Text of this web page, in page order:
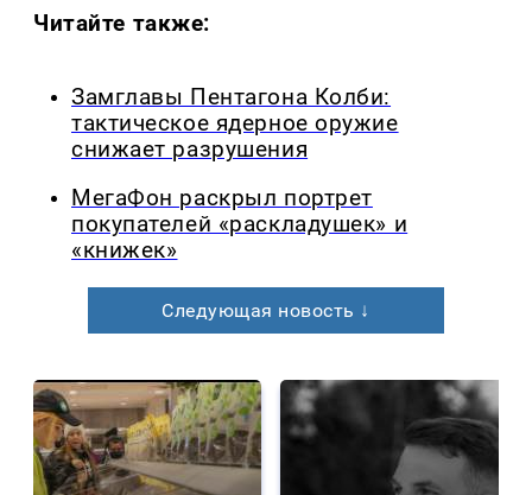
Читайте также:
Замглавы Пентагона Колби:
тактическое ядерное оружие
снижает разрушения
МегаФон раскрыл портрет
покупателей «раскладушек» и
«книжек»
Следующая новость ↓